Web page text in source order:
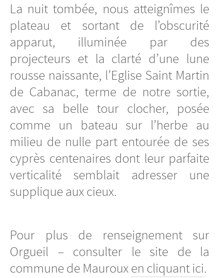
La nuit tombée, nous atteignîmes le
plateau et sortant de l’obscurité
apparut, illuminée par des
projecteurs et la clarté d’une lune
rousse naissante, l’Eglise Saint Martin
de Cabanac, terme de notre sortie,
avec sa belle tour clocher, posée
comme un bateau sur l’herbe au
milieu de nulle part entourée de ses
cyprès centenaires dont leur parfaite
verticalité semblait adresser une
supplique aux cieux.
Pour plus de renseignement sur
Orgueil – consulter le site de la
commune de Maurouxen cliquant ici.